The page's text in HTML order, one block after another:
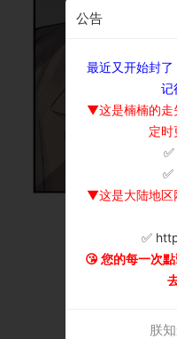
公告
最近又开始封
记
▼这是楠楠的走
定时
▼这是大陆地区
✅
😘 您的每一次
朕